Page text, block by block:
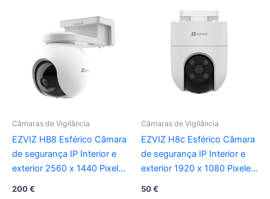
Câmaras de Vigilância
EZVIZ HB8 Esférico Câmara
de segurança IP Interior e
exterior 2560 x 1440 Pixeles
200€
Câmaras de Vigilância
EZVIZ H8c Esférico Câmara
de segurança IP Interior e
exterior 1920 x 1080 Pixeles
50€